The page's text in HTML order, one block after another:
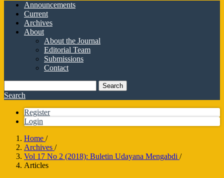
Announcements
Current
Archives
About
About the Journal
Editorial Team
Submissions
Contact
Search
Search
Register
Login
Home /
Archives /
Vol 17 No 2 (2018): Buletin Udayana Mengabdi /
Articles